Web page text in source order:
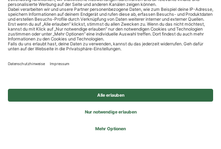
Impressum
Privatsphäre-Einstellungen
© 2026 REWE Group - All rights reserved